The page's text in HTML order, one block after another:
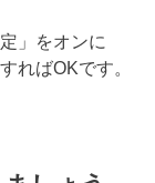
」をオンに
ればOKです。